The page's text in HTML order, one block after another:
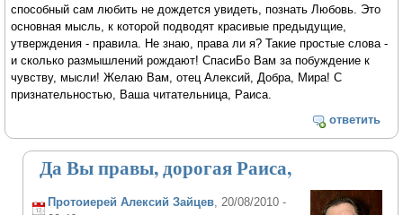
способный сам любить не дождется увидеть, познать Любовь. Это
основная мысль, к которой подводят красивые предыдущие,
утверждения - правила. Не знаю, права ли я? Такие простые слова -
и сколько размышлений рождают! СпасиБо Вам за побуждение к
чувству, мысли! Желаю Вам, отец Алексий, Добра, Мира! С
признательностью, Ваша читательница, Раиса.
ответить
Да Вы правы, дорогая Раиса,
Протоиерей Алексий Зайцев , 20/08/2010 -